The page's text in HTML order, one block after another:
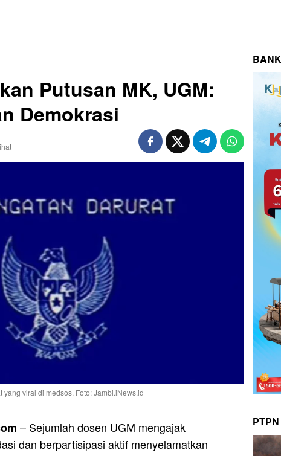
Putusan MK, UGM:
Demokrasi
viral di medsos. Foto: Jambi.iNews.id
– Sejumlah dosen UGM mengajak
dan berpartisipasi aktif menyelamatkan